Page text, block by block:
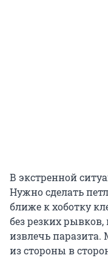
В экстренной
Нужно сделать
ближе к хоботку
без резких
извлечь паразита.
из стороны в